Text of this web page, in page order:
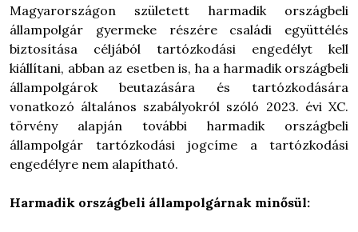
Magyarországon született harmadik országbeli
állampolgár gyermeke részére családi együttélés
biztosítása céljából tartózkodási engedélyt kell
kiállítani, abban az esetben is, ha a harmadik országbeli
állampolgárok beutazására és tartózkodására
vonatkozó általános szabályokról szóló 2023. évi XC.
törvény alapján további harmadik országbeli
állampolgár tartózkodási jogcíme a tartózkodási
engedélyre nem alapítható.
Harmadik országbeli állampolgárnak minősül: